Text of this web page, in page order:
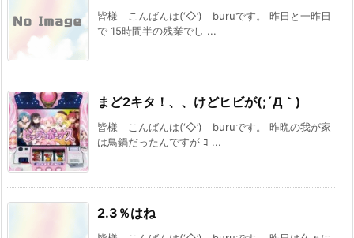
皆様 こんばんは(‘◇’)ゞburuです。 昨日と一昨日
で 15時間半の残業でし ...
まど2キタ！、、けどヒビが(;´Д｀)
皆様 こんばんは(‘◇’)ゞburuです。 昨晩の我が家
は鳥鍋だったんですが ｺ ...
2.3％はね